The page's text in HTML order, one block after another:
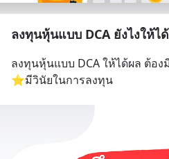
ลงทุนหุ้นแบบ DCA ยังไงให้
ลงทุนหุ้นแบบ DCA ให้ได้ผล ต้อง
⭐มีวินัยในการลงทุน